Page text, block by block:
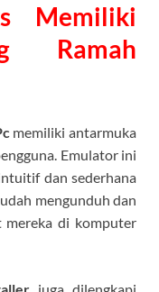
Memiliki
Ramah
memiliki antarmuka
Emulator ini
dan sederhana
mengunduh dan
mereka di komputer
juga dilengkapi